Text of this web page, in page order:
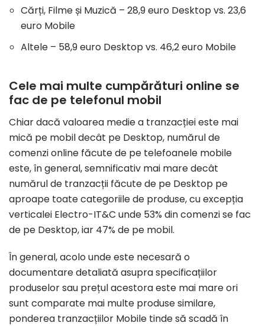
Cărți, Filme și Muzică – 28,9 euro Desktop vs. 23,6
euro Mobile
Altele – 58,9 euro Desktop vs. 46,2 euro Mobile
Cele mai multe cumpărături online se
fac de pe telefonul mobil
Chiar dacă valoarea medie a tranzacției este mai
mică pe mobil decât pe Desktop, numărul de
comenzi online făcute de pe telefoanele mobile
este, în general, semnificativ mai mare decât
numărul de tranzacții făcute de pe Desktop pe
aproape toate categoriile de produse, cu excepția
verticalei Electro-IT&C unde 53% din comenzi se fac
de pe Desktop, iar 47% de pe mobil.
În general, acolo unde este necesară o
documentare detaliată asupra specificațiilor
produselor sau prețul acestora este mai mare ori
sunt comparate mai multe produse similare,
ponderea tranzacțiilor Mobile tinde să scadă în